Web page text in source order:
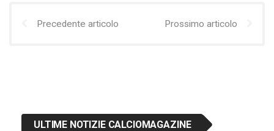
Precedente articolo Prossimo articolo
ULTIME NOTIZIE CALCIOMAGAZINE